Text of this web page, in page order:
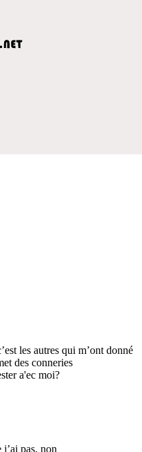
les autres qui m’ont donné
des conneries
a'ec moi?
pas, non